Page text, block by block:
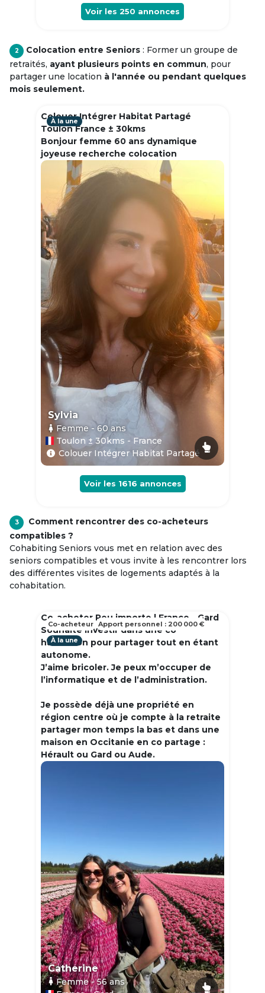
Voir les 250 annonces
2 Colocation entre Seniors : Former un groupe de
retraités, ayant plusieurs points en commun, pour
partager une location à l'année ou pendant quelques
mois seulement.
Colouer Intégrer Habitat Partagé
Toulon France ± 30kms
Bonjour femme 60 ans dynamique
joyeuse recherche colocation
À la une
Sylvia
Femme - 60ans
Toulon ± 30kms - France
Colouer Intégrer Habitat Partagé
Voir les 1616 annonces
3
Comment rencontrer des co-acheteurs
compatibles ?
Cohabiting Seniors vous met en relation avec des
seniors compatibles et vous invite à les rencontrer lors
des différentes visites de logements adaptés à la
cohabitation.
Co-acheter Peu importe | France - Gard
Souhaite investir dans une co
habitation pour partager tout en étant
autonome.
J’aime bricoler. Je peux m’occuper de
l’informatique et de l’administration.
Je possède déjà une propriété en
région centre où je compte à la retraite
partager mon temps la bas et dans une
maison en Occitanie en co partage :
Hérault ou Gard ou Aude.
À la une
Catherine
Femme- 56ans
Co-acheteur Apport personnel : 200 000 €